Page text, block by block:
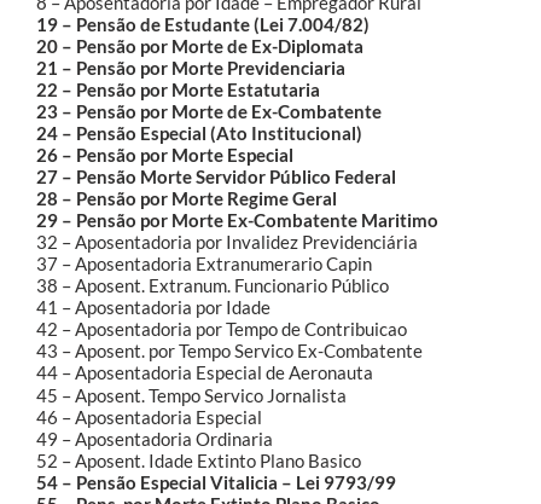
19 – Pensão de Estudante (Lei 7.004/82)
20 – Pensão por Morte de Ex-Diplomata
21 – Pensão por Morte Previdenciaria
22 – Pensão por Morte Estatutaria
23 – Pensão por Morte de Ex-Combatente
24 – Pensão Especial (Ato Institucional)
26 – Pensão por Morte Especial
27 – Pensão Morte Servidor Público Federal
28 – Pensão por Morte Regime Geral
29 – Pensão por Morte Ex-Combatente Maritimo
32 – Aposentadoria por Invalidez Previdenciária
37 – Aposentadoria Extranumerario Capin
38 – Aposent. Extranum. Funcionario Público
41 – Aposentadoria por Idade
42 – Aposentadoria por Tempo de Contribuicao
43 – Aposent. por Tempo Servico Ex-Combatente
44 – Aposentadoria Especial de Aeronauta
45 – Aposent. Tempo Servico Jornalista
46 – Aposentadoria Especial
49 – Aposentadoria Ordinaria
52 – Aposent. Idade Extinto Plano Basico
54 – Pensão Especial Vitalicia – Lei 9793/99